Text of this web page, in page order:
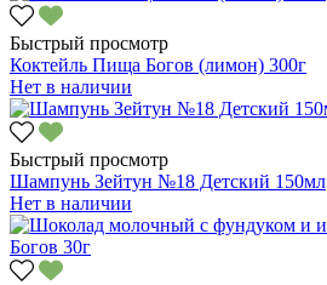
Быстрый просмотр
Коктейль Пища Богов (лимон) 300г
Нет в наличии
Быстрый просмотр
Шампунь Зейтун №18 Детский 150мл
Нет в наличии